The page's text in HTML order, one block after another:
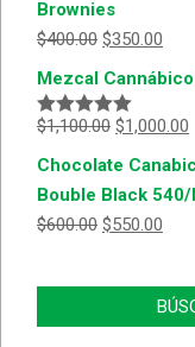
5
Brownies
$400.00 $350.00
Mezcal
Valorado
5
$1,100.00 $1,000.00
Chocolate
Bouble Black 540/
$600.00 $550.00